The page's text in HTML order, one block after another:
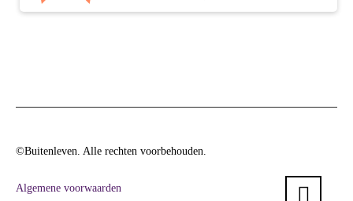
©Buitenleven. Alle rechten voorbehouden.
Algemene voorwaarden